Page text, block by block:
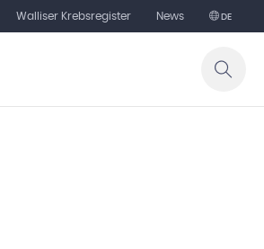
Walliser Krebsregister News DE